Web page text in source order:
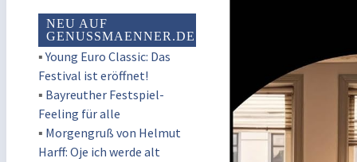
NEU AUF
GENUSSMAENNER.DE
▪Young Euro Classic: Das
Festival ist eröffnet!
▪ Bayreuther Festspiel-
Feeling für alle
▪ Morgengruß von Helmut
Harff: Oje ich werde alt